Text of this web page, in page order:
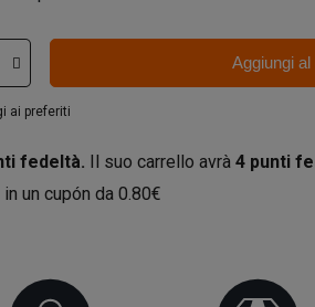
Aggiungi
ai preferiti
fedeltà. Il suo carrello avrà 4 punti
un cupón da 0.80€